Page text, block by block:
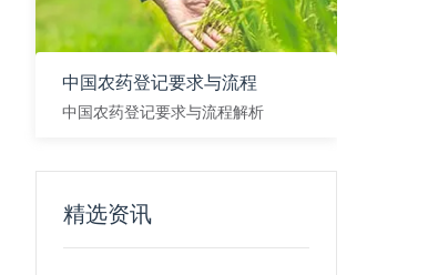
中国农药登记要求与流程
中国农药登记要求与流程解析
精选资讯